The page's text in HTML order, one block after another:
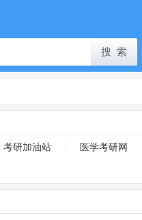
考研加油站 医学考研网